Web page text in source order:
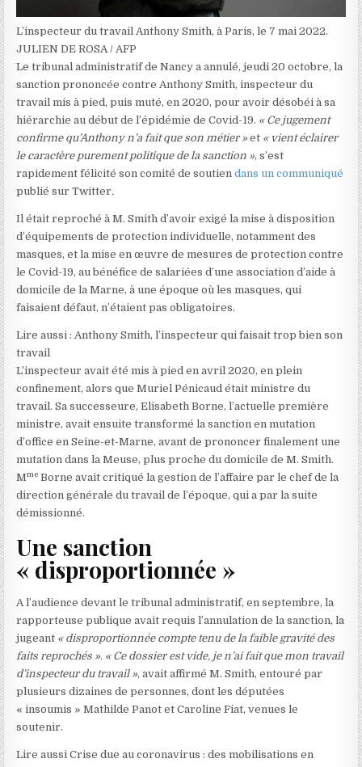
L’inspecteur du travail Anthony Smith, à Paris, le 7 mai 2022.
JULIEN DE ROSA / AFP
Le tribunal administratif de Nancy a annulé, jeudi 20 octobre, la
sanction prononcée contre Anthony Smith, inspecteur du
travail mis à pied, puis muté, en 2020, pour avoir désobéi à sa
hiérarchie au début de l’épidémie de Covid-19. « Ce jugement
confirme qu’Anthony n’a fait que son métier »et « vient éclairer
le caractère purement politique de la sanction », s’est
rapidement félicité son comité de soutiendans un communiqué
publié sur Twitter.
Il était reproché à M. Smith d’avoir exigé la mise à disposition
d’équipements de protection individuelle, notamment des
masques, et la mise en œuvre de mesures de protection contre
le Covid-19, au bénéfice de salariées d’une association d’aide à
domicile de la Marne, à une époque où les masques, qui
faisaient défaut, n’étaient pas obligatoires.
Lire aussi : A
t
i
c
l
e
r
é
s
e
v
é
n
o
s
a
b
o
n
s
Anthony Smith, l’inspecteur qui faisait trop bien son
travail
L’inspecteur avait été mis à pied en avril 2020, en plein
confinement, alors que Muriel Pénicaud était ministre du
travail. Sa successeure, Elisabeth Borne, l’actuelle première
ministre, avait ensuite transformé la sanction en mutation
d’office en Seine-et-Marne, avant de prononcer finalement une
mutation dans la Meuse, plus proche du domicile de M. Smith.
Mme Borne avait critiqué la gestion de l’affaire par le chef de la
direction générale du travail de l’époque, qui a par la suite
démissionné.
Une sanction
« disproportionnée »
A l’audience devant le tribunal administratif, en septembre, la
rapporteuse publique avait requis l’annulation de la sanction, la
jugeant « disproportionnée compte tenu de la faible gravité des
faits reprochés ». « Ce dossier est vide, je n’ai fait que mon travail
d’inspecteur du travail », avait affirmé M. Smith, entouré par
plusieurs dizaines de personnes, dont les députées
« insoumis » Mathilde Panot et Caroline Fiat, venues le
soutenir.
Lire aussiA
Crise due au coronavirus : des mobilisations en